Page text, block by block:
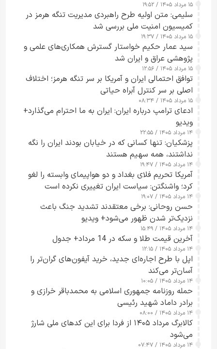
۱۵ مرداد ۱۴۰۵ / ۱۹:۵۲
سلیمی: متن اولیه طرح راهبردی مدیریت تنگه هرمز در
کمیسیون امنیت ملی بررسی شد
۱۵ مرداد ۱۴۰۵ / ۱۹:۳۷
سید عمار حکیم خواستار گسترش همکاری‌های علمی و
پژوهشی عراق و ایران شد
۱۵ مرداد ۱۴۰۵ / ۱۲:۵۶
توافق احتمالی ایران و آمریکا بر سر تنگه هرمز؛ اختلاف
اصلی بر سر کنترل آبراه حیاتی
۱۵ مرداد ۱۴۰۵ / ۰۸:۳۴
ادعای ترامپ درباره ایران: ایران به ما احترام می‌گذارد+
ویدیو
۱۴ مرداد ۱۴۰۵ / ۲۲:۵۵
پزشکیان: تنها کسانی که در خیابان بودند ایران را نگه
نداشتند، همه سهیم هستند
۱۴ مرداد ۱۴۰۵ / ۱۹:۴۷
آمریکا تحریم فلای بغداد و دو هواپیمای وابسته را لغو
کرد؛ واشنگتن: سیاست ایران تغییری نکرده است
۱۴ مرداد ۱۴۰۵ / ۱۹:۰۷
حسن روحانی: برخی معتقدند تشدید جنگ باعث
نزدیک‌تر شدن ظهور می‌شود+ ویدیو
۱۴ مرداد ۱۴۰۵ / ۱۵:۴۹
آخرین قیمت طلا و سکه در 14 مرداد+ جدول
۱۴ مرداد ۱۴۰۵ / ۱۲:۱۵
اپل با طرح اجاره‌ای جدید، خرید آیفون‌های گران‌تر را
آسان‌تر می‌کند
۱۴ مرداد ۱۴۰۵ / ۱۰:۰۵
حمله روزنامه جمهوری اسلامی به محمدباقر خرازی و
برادر داماد شهید رئیسی
۱۴ مرداد ۱۴۰۵ / ۰۸:۰۰
کالابرگ مرداد ۱۴۰۵ از فردا برای این کدهای ملی شارژ
می‌شود
۱۴ مرداد ۱۴۰۵ / ۰۷:۴۷